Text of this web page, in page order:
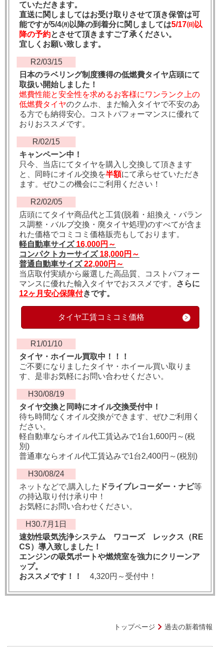
ていただきます。
直送に関しましてはお受け取りさせて頂き保管は可
能ですが5/4㈪以降の到着分に関しましては5/17㈰以
降の予約とさせて頂きますご了承ください。
宜しくお願い致します。
R2/03/15
日本のラベリング制度獲得の低燃費タイヤ店頭にて
取扱い開始しました！
燃費性能と安全性を求めるお客様にワンランク上の
低燃費タイヤのクムホ、まだ輸入タイヤで不安のあ
る方でも納得安心。コストパフォーマンスに優れて
おりおススメです。
R/02/15
キャンペーン中！
只今、当店にてタイヤを購入し交換して頂きます
と、同時にオイル交換を半額にて承らせていただき
ます。ぜひこの機会にご利用ください！
R2/02/05
店頭にてタイヤ商品代と工賃(脱着・組換え・バラン
ス調整・バルブ交換・廃タイヤ処理)のすべてが含ま
れた価格でコミコミ価格販売もしております。
軽自動車サイズ 16,000円～
コンパクトカーサイズ 18,000円～
普通自動車サイズ22,000円～
当店取付実績から厳選した高品質、コストパフォー
マンスに優れた輸入タイヤでおススメです。
さらに
12ヶ月安心保障付きです。
タイヤ工賃コミコミ価格
R1/01/10
タイヤ・ホイール買取中！！！
ご不要になりましたタイヤ・ホイール買い取りま
す、是非お気軽にお問い合わせください。
H30/08/19
タイヤ交換と同時にオイル交換受付中！
待ち時間なくオイル交換ができます、ぜひご利用く
ださい。
軽自動車ならオイル代工賃込みで1台1,600円～(税
別)
普通車ならオイル代工賃込みで1台2,400円～(税別)
H30/08/24
ネットなどで,購入した ドライブレコーダー・ナビ等
の持込取り付け承り中！
お気軽にお問い合わせください。
H30.7月1日
速効性吸気洗浄システム ワコーズ レックス（RE
CS）導入致しました！
エンジンの吸気ポートや燃焼室を強力にクリーンア
ップ。
おススメです！！ 4,320円～受付中！
トップページ 過去の新着情報